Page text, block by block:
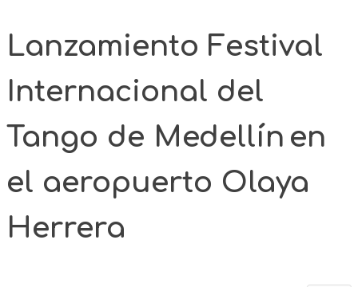
Lanzamiento Festival
Internacional del
Tango de Medellín en
el aeropuerto Olaya
Herrera